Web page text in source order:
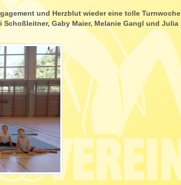
und Herzblut wieder eine tolle Turnwoche
Gaby Maier, Melanie Gangl und Julia